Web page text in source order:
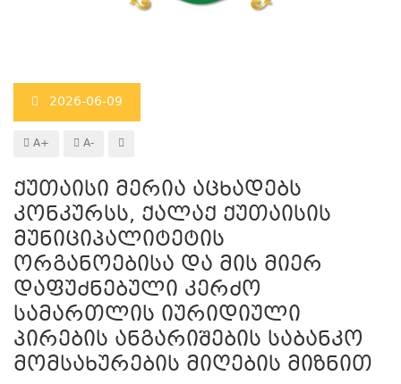
2026-06-09
A+ A-
ქუთაისი მერია აცხადებს
კონკურსს, ქალაქ ქუთაისის
მუნიციპალიტეტის
ორგანოებისა და მის მიერ
დაფუძნებული კერძო
სამართლის იურიდიული
პირების ანგარიშების საბანკო
მომსახურების მიღების მიზნით